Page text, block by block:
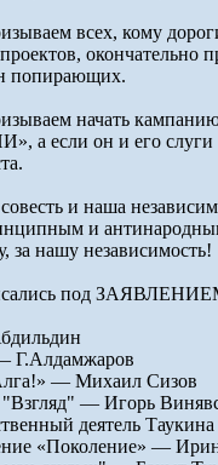
всех, кому
попирающих.
начать
а если он и его слуги
и наша
и
за нашу независимость!
под
— Михаил Сизов
"Взгляд" — Игорь
деятель Таукина
«Поколение» —